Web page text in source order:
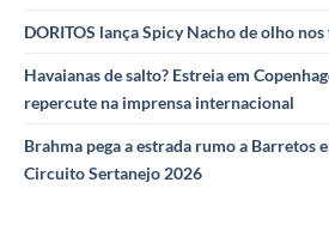
DORITOS lança Spicy Nacho de olho
Havaianas de salto? Estreia em
repercute na imprensa internacional
Brahma pega a estrada rumo a Barretos
Circuito Sertanejo 2026